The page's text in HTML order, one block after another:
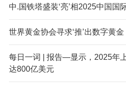
中.国铁塔盛装‘亮’相2025中国国
世界黄金协会寻求‘推’出数字黄金
每日一词 | 报告—显示，2025年
达800亿美元